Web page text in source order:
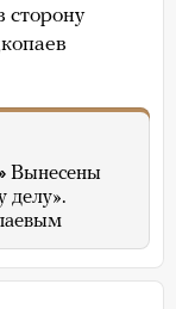
сторону
Вынесены
делу».